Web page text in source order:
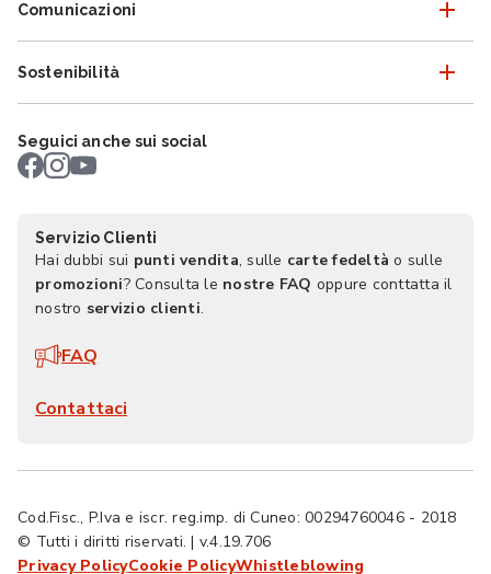
Comunicazioni
Sostenibilità
Seguici anche sui social
Servizio Clienti
Hai dubbi sui punti vendita, sulle carte fedeltà o sulle
promozioni? Consulta le nostre FAQ oppure conttatta il
nostro servizio clienti.
FAQ
Contattaci
Cod.Fisc., P.Iva e iscr. reg.imp. di Cuneo: 00294760046 - 2018
© Tutti i diritti riservati. | v.4.19.706
Privacy PolicyCookie PolicyWhistleblowing